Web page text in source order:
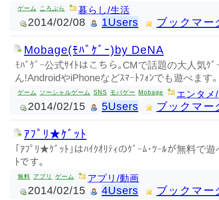
ゲーム ころぷら 暮らし/生活
2014/02/08 1Users ブックマー
Mobage(ﾓﾊﾞｹﾞｰ)by DeNA
ﾓﾊﾞｹﾞｰ公式ｻｲﾄはこちら｡CMで話題の大人気ｹ
ん!AndroidやiPhoneなどｽﾏｰﾄﾌｫﾝでも遊べます｡
ゲーム ソーシャルゲーム SNS モバゲー Mobage エンタメ
2014/02/15 5Users ブックマー
ｱﾌﾟﾘ★ｹﾞｯﾄ
｢ｱﾌﾟﾘ★ｹﾞｯﾄ｣はﾊｲｸｵﾘﾃｨのｹﾞｰﾑ･ﾂｰﾙが無料で遊
ﾄです｡
無料 アプリ ゲーム アプリ/動画
2014/02/15 4Users ブックマー